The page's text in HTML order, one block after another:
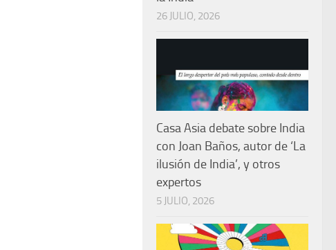
26 JULIO, 2026
Casa Asia debate sobre India
con Joan Baños, autor de ‘La
ilusión de India’, y otros
expertos
5 JULIO, 2026